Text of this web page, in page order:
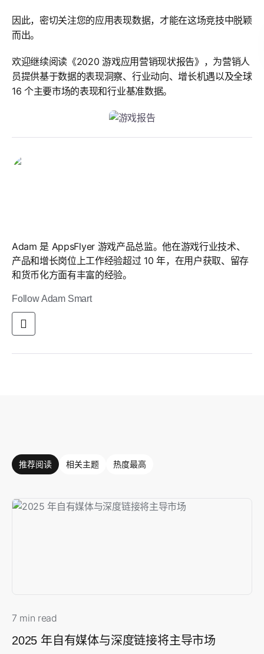
因此，密切关注您的应用表现数据，才能在这场竞技中脱颖
而出。
欢迎继续阅读《2020 游戏应用营销现状报告》，为营销人
员提供基于数据的表现洞察、行业动向、增长机遇以及全球
16 个主要市场的表现和行业基准数据。
Adam 是 AppsFlyer 游戏产品总监。他在游戏行业技术、
产品和增长岗位上工作经验超过 10 年，在用户获取、留存
和货币化方面有丰富的经验。
Follow Adam Smart
推荐阅读 相关主题 热度最高
7 min read
2025 年自有媒体与深度链接将主导市场